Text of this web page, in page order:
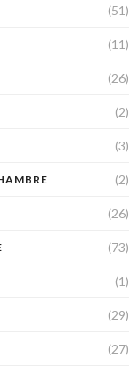
(51)
(11)
(26)
(2)
(3)
(2)
(26)
(73)
(1)
(29)
(27)